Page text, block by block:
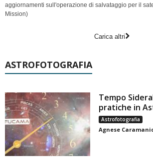
aggiornamenti sull'operazione di salvataggio per il
Mission)
Carica altri
ASTROFOTOGRAFIA
Tempo
pratiche in
Astrofotografia
Agnese